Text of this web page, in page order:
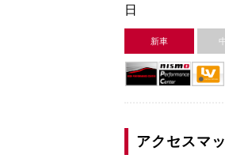
日
新車
アクセスマ